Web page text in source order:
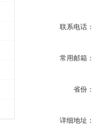
联系电话
常用邮箱
省份
详细地址